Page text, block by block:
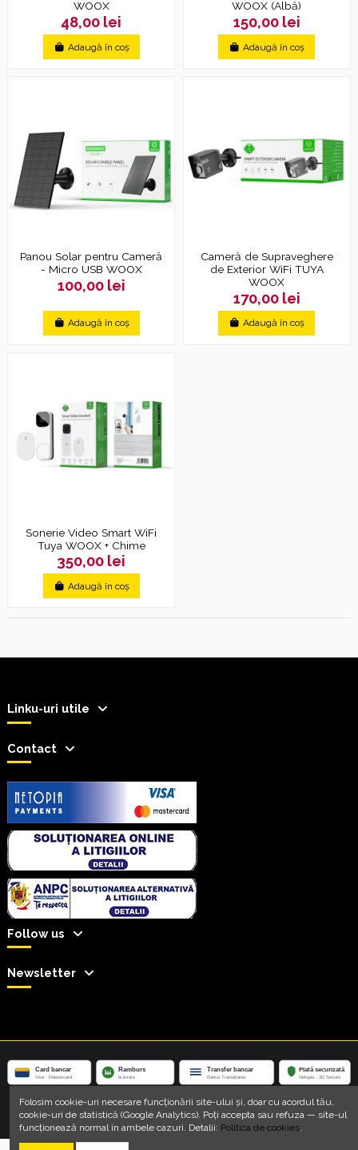
WOOX
48,00 lei
Adaugă în coș
WOOX (Albă)
150,00 lei
Adaugă în coș
Panou Solar pentru Cameră
- Micro USB WOOX
100,00 lei
Adaugă în coș
Cameră de Supraveghere
de Exterior WiFi TUYA
WOOX
170,00 lei
Adaugă în coș
Sonerie Video Smart WiFi
Tuya WOOX + Chime
350,00 lei
Adaugă în coș
Linku-uri utile
Contact
Follow us
Newsletter
Copyright © Intrerupatoare Tactile 2015-2026 • Dezvoltat deJESSTECH•
Susținut deAsociatia Smart Home
Folosim cookie-uri necesare funcționării site-ului și, doar cu acordul tău,
cookie-uri de statistică (Google Analytics). Poți accepta sau refuza — site-ul
funcționează normal în ambele cazuri. Detalii: Politica de cookies.